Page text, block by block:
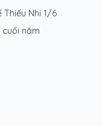
Nhi 1/6
năm